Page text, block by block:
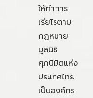
ให้ทำการ
เรี่ยไรตาม
กฎหมาย
มูลนิธิ
ศุภนิมิตแห่ง
ประเทศไทย
เป็นองค์กร